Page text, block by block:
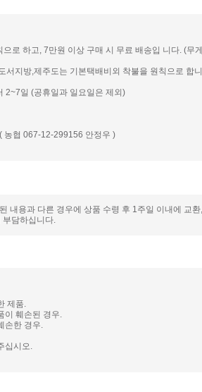
로 하고, 7만원 이상 구매 시 무료 배송입 니다. (
서지방,제주도는 기본택배비외 착불을 원칙으로 합
2~7일 (공휴일과 일요일은 제외)
농협 067-12-299156 안정우 )
내용과 다른 경우에 상품 수령 후 1주일 이내에 교
부담하십니다.
제품.
이 훼손된 경우.
손한 경우.
십시오.